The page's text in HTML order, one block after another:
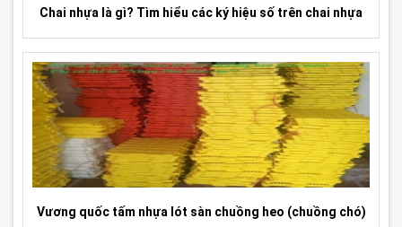
Chai nhựa là gì? Tìm hiểu các ký hiệu số trên chai nhựa
Vương quốc tấm nhựa lót sàn chuồng heo (chuồng chó)